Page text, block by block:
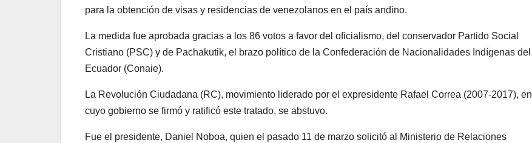
para la obtención de visas y residencias de venezolanos en el país andino.
La medida fue aprobada gracias a los 86 votos a favor del oficialismo, del conservador Partido Social
Cristiano (PSC) y de Pachakutik, el brazo político de la Confederación de Nacionalidades Indígenas del
Ecuador (Conaie).
La Revolución Ciudadana (RC), movimiento liderado por el expresidente Rafael Correa (2007-2017), en
cuyo gobierno se firmó y ratificó este tratado, se abstuvo.
Fue el presidente, Daniel Noboa, quien el pasado 11 de marzo solicitó al Ministerio de Relaciones